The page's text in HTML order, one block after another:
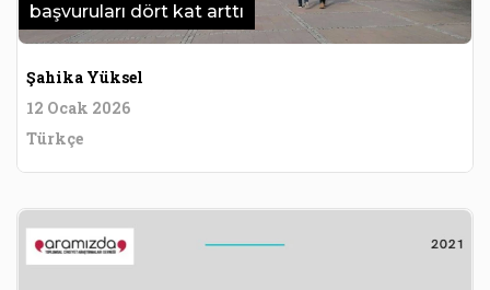
başvuruları dört kat arttı
Şahika Yüksel
12 Ocak 2026
Türkçe